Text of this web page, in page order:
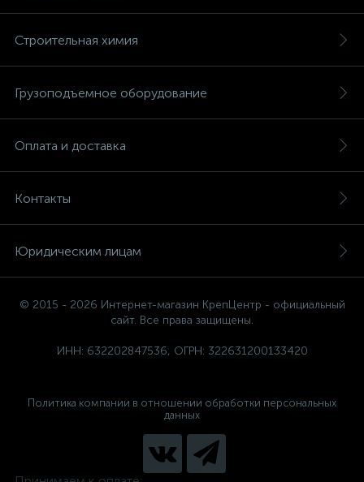
Строительная химия
Грузоподъемное оборудование
Оплата и доставка
Контакты
Юридическим лицам
© 2015 - 2026 Интернет-магазин КрепЦентр - официальный
сайт. Все права защищены.
ИНН: 632202847536, ОГРН: 322631200133420
Политика компании в отношении обработки персональных
данных